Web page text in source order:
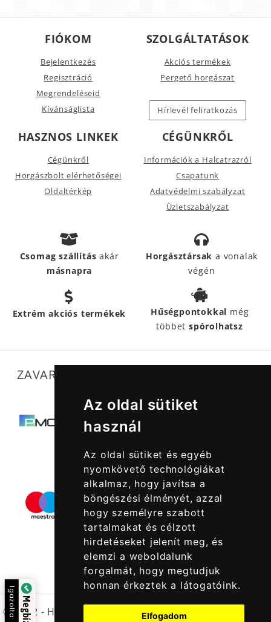
Az oldal sütiket
használ
Az oldal sütiket és egyéb
nyomkövető technológiákat
alkalmaz, hogy javítsa a
böngészési élményét, azzal
hogy személyre szabott
tartalmakat és célzott
hirdetéseket jelenít meg, és
elemzi a weboldalunk
forgalmát, hogy megtudjuk
honnan érkeztek a látogatóink.
Elfogadom
FIÓKOM
Bejelentkezés
Regisztráció
Megrendeléseid
Kívánságlista
SZOLGÁLTATÁSOK
Akciós termékek
Pergető horgászat
Hírlevél feliratkozás
HASZNOS LINKEK
Cégünkről
Horgászbolt elérhetőségei
Oldaltérkép
CÉGÜNKRŐL
Információk a Halcatrazról
Csapatunk
Adatvédelmi szabályzat
Üzletszabályzat
Csomag szállításakár
másnapra
Horgásztársak a vonalak
végén
Extrém akciós termékek Hűségpontokkal még
többetspórolhatsz
ZAVARTALAN MŰKÖDÉSÜNKET SEGÍTIK
© 2022 - Halcatraz Kft.
Igazolta: